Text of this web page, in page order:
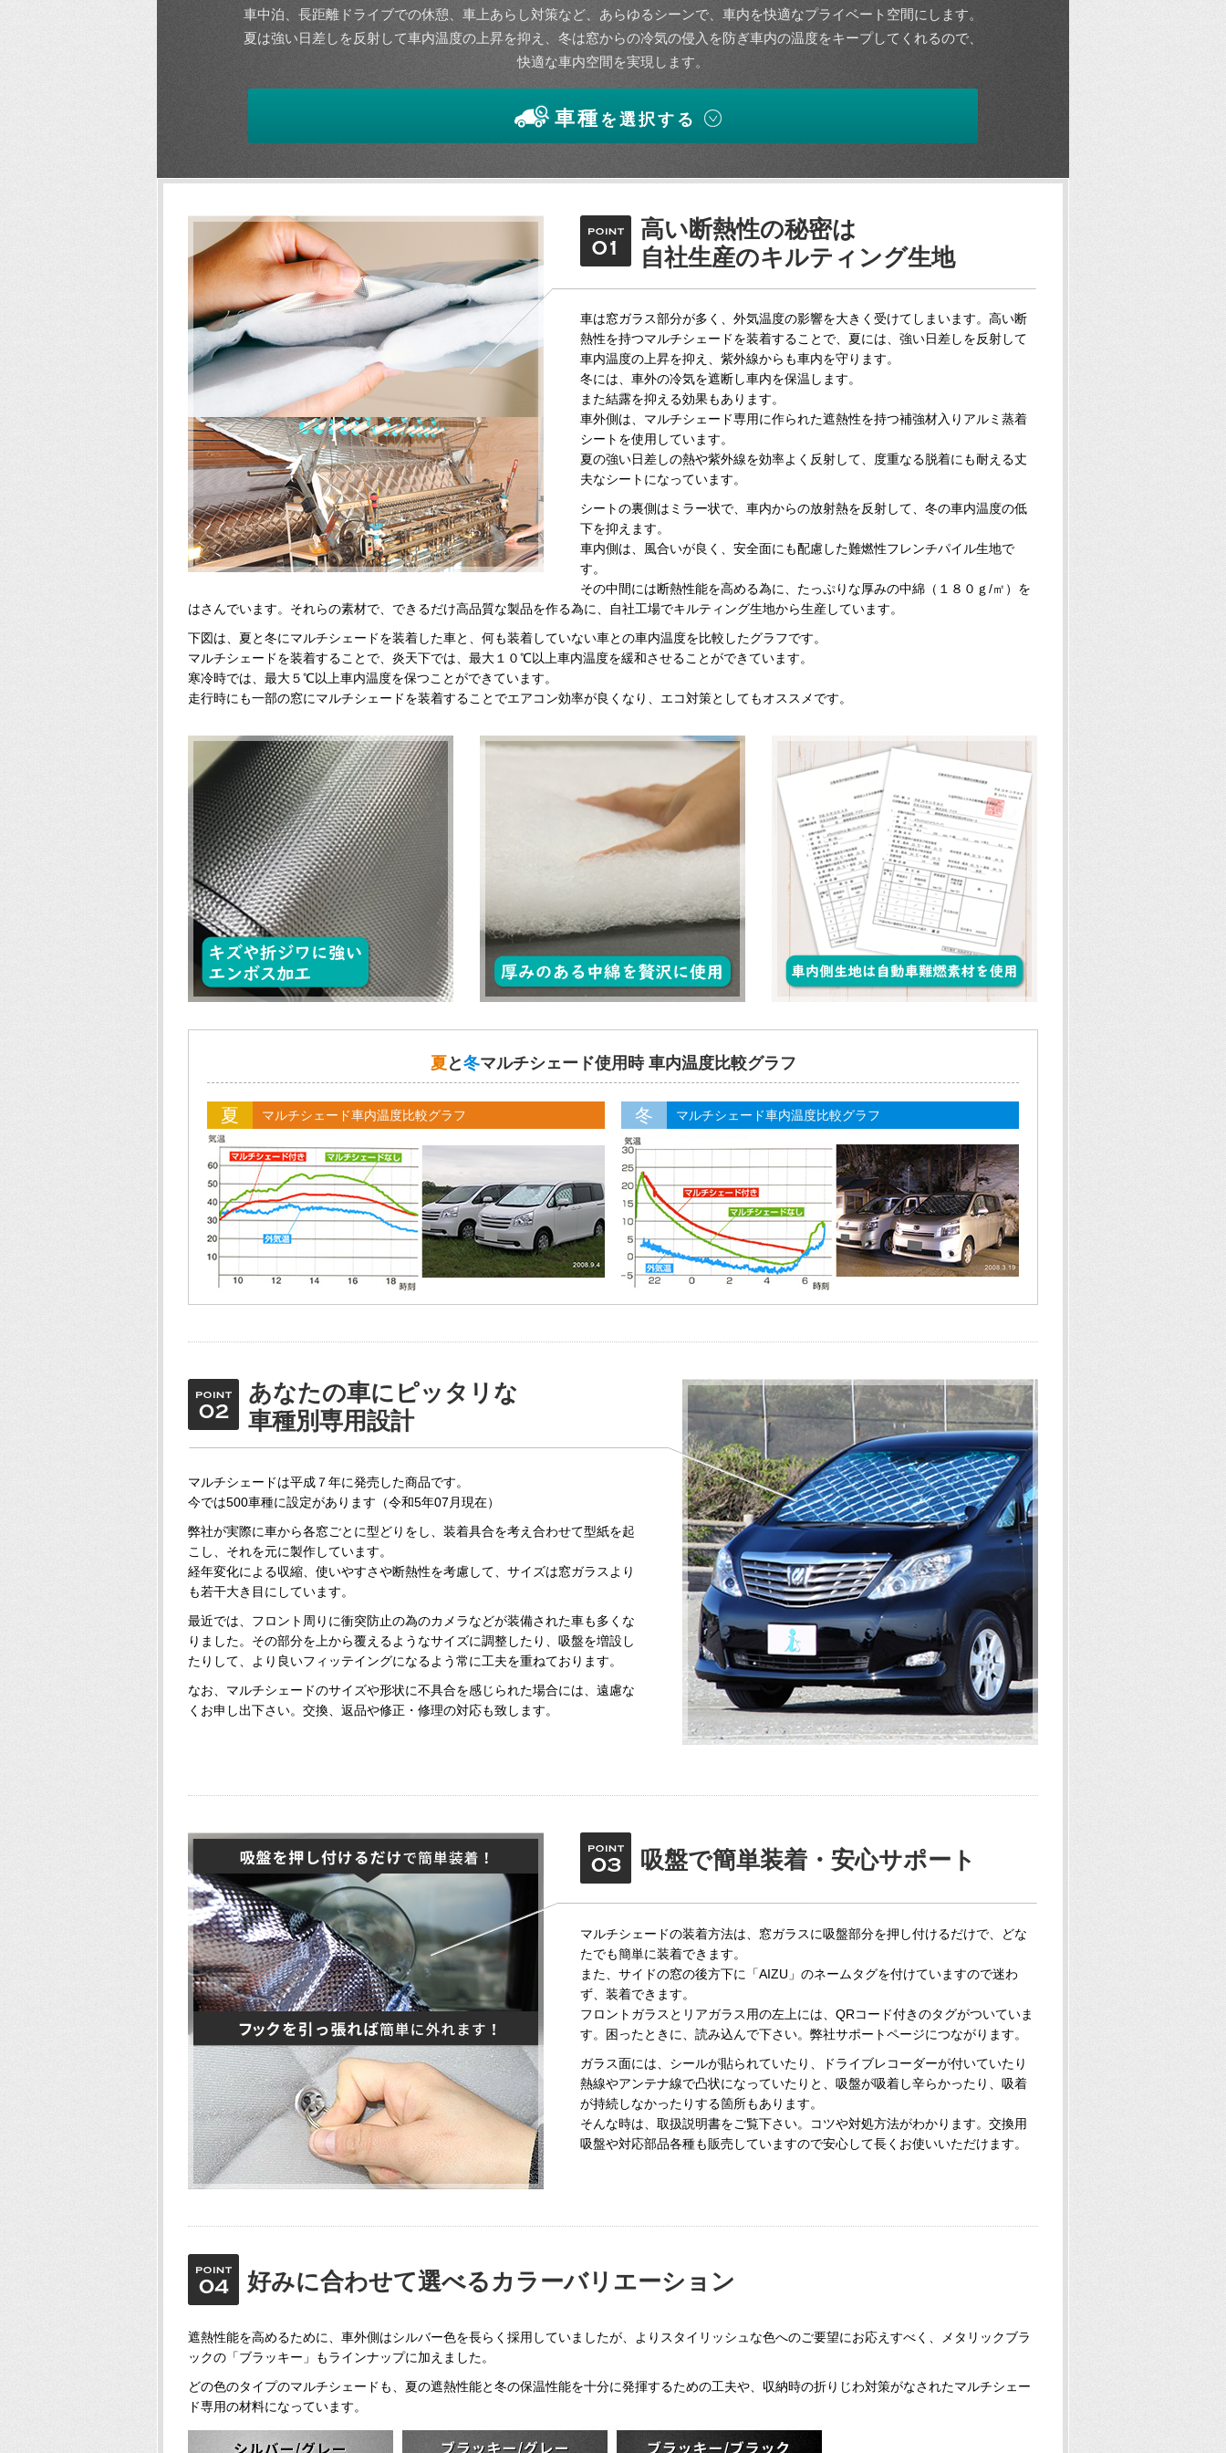
車中泊、長距離ドライブでの休憩、車上あらし対策など、あらゆるシーンで、車内を快適なプライベート空間にします。
夏は強い日差しを反射して車内温度の上昇を抑え、冬は窓からの冷気の侵入を防ぎ車内の温度をキープしてくれるので、
快適な車内空間を実現します。
車種 を選択する
高い断熱性の秘密は
自社生産のキルティング生地
車は窓ガラス部分が多く、外気温度の影響を大きく受けてしまいます。高い断
熱性を持つマルチシェードを装着することで、夏には、強い日差しを反射して
車内温度の上昇を抑え、紫外線からも車内を守ります。
冬には、車外の冷気を遮断し車内を保温します。
また結露を抑える効果もあります。
車外側は、マルチシェード専用に作られた遮熱性を持つ補強材入りアルミ蒸着
シートを使用しています。
夏の強い日差しの熱や紫外線を効率よく反射して、度重なる脱着にも耐える丈
夫なシートになっています。
シートの裏側はミラー状で、車内からの放射熱を反射して、冬の車内温度の低
下を抑えます。
車内側は、風合いが良く、安全面にも配慮した難燃性フレンチパイル生地で
す。
その中間には断熱性能を高める為に、たっぷりな厚みの中綿（１８０ｇ/㎡）を
はさんでいます。それらの素材で、できるだけ高品質な製品を作る為に、自社工場でキルティング生地から生産しています。
下図は、夏と冬にマルチシェードを装着した車と、何も装着していない車との車内温度を比較したグラフです。
マルチシェードを装着することで、炎天下では、最大１０℃以上車内温度を緩和させることができています。
寒冷時では、最大５℃以上車内温度を保つことができています。
走行時にも一部の窓にマルチシェードを装着することでエアコン効率が良くなり、エコ対策としてもオススメです。
夏 と冬マルチシェード使用時 車内温度比較グラフ
夏 マルチシェード車内温度比較グラフ 冬 マルチシェード車内温度比較グラフ
あなたの車にピッタリな
車種別専用設計
マルチシェードは平成７年に発売した商品です。
今では500車種に設定があります（令和5年07月現在）
弊社が実際に車から各窓ごとに型どりをし、装着具合を考え合わせて型紙を起
こし、それを元に製作しています。
経年変化による収縮、使いやすさや断熱性を考慮して、サイズは窓ガラスより
も若干大き目にしています。
最近では、フロント周りに衝突防止の為のカメラなどが装備された車も多くな
りました。その部分を上から覆えるようなサイズに調整したり、吸盤を増設し
たりして、より良いフィッテイングになるよう常に工夫を重ねております。
なお、マルチシェードのサイズや形状に不具合を感じられた場合には、遠慮な
くお申し出下さい。交換、返品や修正・修理の対応も致します。
吸盤で簡単装着・安心サポート
マルチシェードの装着方法は、窓ガラスに吸盤部分を押し付けるだけで、どな
たでも簡単に装着できます。
また、サイドの窓の後方下に「AIZU」のネームタグを付けていますので迷わ
ず、装着できます。
フロントガラスとリアガラス用の左上には、QRコード付きのタグがついていま
す。困ったときに、読み込んで下さい。弊社サポートページにつながります。
ガラス面には、シールが貼られていたり、ドライブレコーダーが付いていたり
熱線やアンテナ線で凸状になっていたりと、吸盤が吸着し辛らかったり、吸着
が持続しなかったりする箇所もあります。
そんな時は、取扱説明書をご覧下さい。コツや対処方法がわかります。交換用
吸盤や対応部品各種も販売していますので安心して長くお使いいただけます。
好みに合わせて選べるカラーバリエーション
遮熱性能を高めるために、車外側はシルバー色を長らく採用していましたが、よりスタイリッシュな色へのご要望にお応えすべく、メタリックブラ
ックの「ブラッキー」もラインナップに加えました。
どの色のタイプのマルチシェードも、夏の遮熱性能と冬の保温性能を十分に発揮するための工夫や、収納時の折りじわ対策がなされたマルチシェー
ド専用の材料になっています。